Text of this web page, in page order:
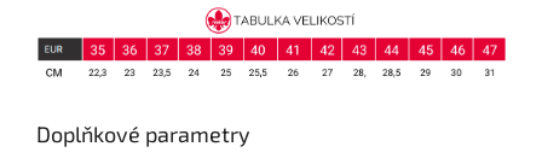
Doplňkové parametry